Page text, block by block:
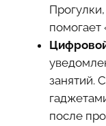
помогает
занятий.
после